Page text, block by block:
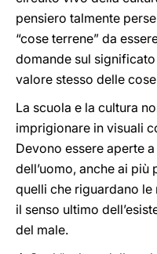
pensiero talmente
“cose terrene” da
domande sul significato
valore stesso delle
La scuola e la cultura
imprigionare in visuali
Devono essere aperte
dell’uomo, anche ai
quelli che riguardano
il senso ultimo
del male.